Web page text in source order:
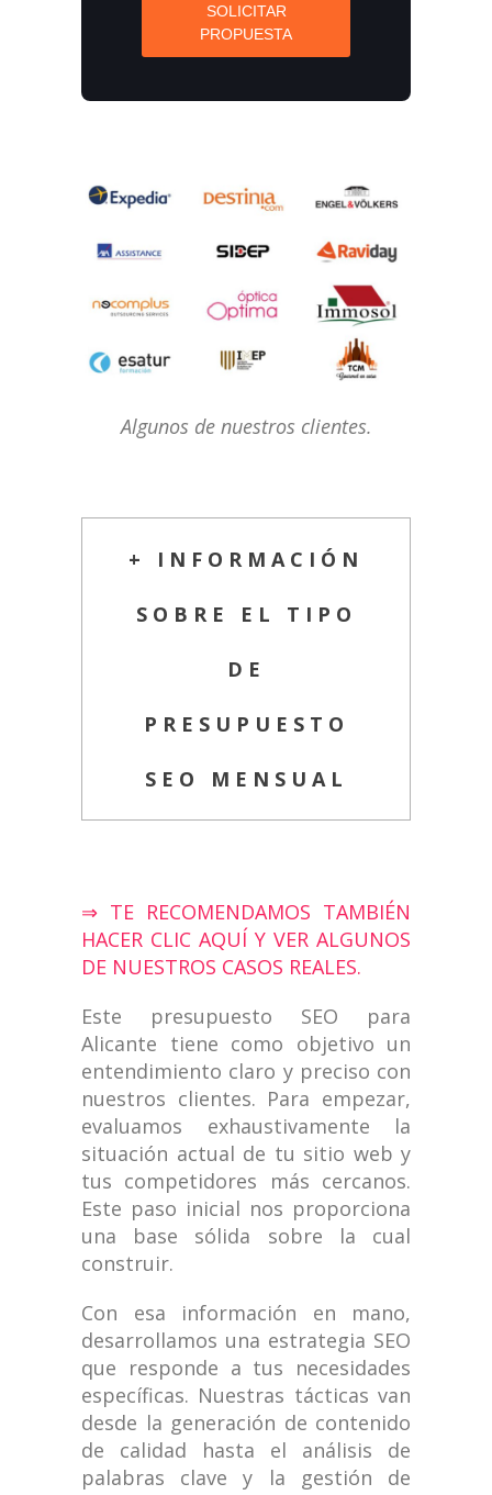
SOLICITAR
PROPUESTA
Algunos de nuestros clientes.
+ INFORMACIÓN
SOBRE EL TIPO
DE
PRESUPUESTO
SEO MENSUAL
⇒ TE RECOMENDAMOS TAMBIÉN
HACER CLIC AQUÍ Y VER ALGUNOS
DE NUESTROS CASOS REALES.
Este presupuesto SEO para
Alicante tiene como objetivo un
entendimiento claro y preciso con
nuestros clientes. Para empezar,
evaluamos exhaustivamente la
situación actual de tu sitio web y
tus competidores más cercanos.
Este paso inicial nos proporciona
una base sólida sobre la cual
construir.
Con esa información en mano,
desarrollamos una estrategia SEO
que responde a tus necesidades
específicas. Nuestras tácticas van
desde la generación de contenido
de calidad hasta el análisis de
palabras clave y la gestión de